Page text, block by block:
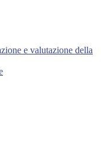
e valutazione della